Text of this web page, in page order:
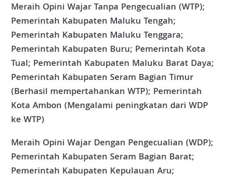
Meraih Opini Wajar Tanpa Pengecualian (WTP);
Pemerintah Kabupaten Maluku Tengah;
Pemerintah Kabupaten Maluku Tenggara;
Pemerintah Kabupaten Buru; Pemerintah Kota
Tual; Pemerintah Kabupaten Maluku Barat Daya;
Pemerintah Kabupaten Seram Bagian Timur
(Berhasil mempertahankan WTP); Pemerintah
Kota Ambon (Mengalami peningkatan dari WDP
ke WTP)
Meraih Opini Wajar Dengan Pengecualian (WDP);
Pemerintah Kabupaten Seram Bagian Barat;
Pemerintah Kabupaten Kepulauan Aru;